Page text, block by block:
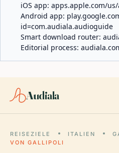
iOS app: apps.apple.com/
Android app:
id=com.audiala.audioguide
Smart download router:
Editorial process:
Audiala
REISEZIELE ITALIEN
VON GALLIPOLI